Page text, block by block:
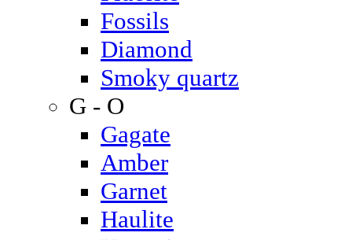
Fossils
Diamond
Smoky quartz
G - O
Gagate
Amber
Garnet
Haulite